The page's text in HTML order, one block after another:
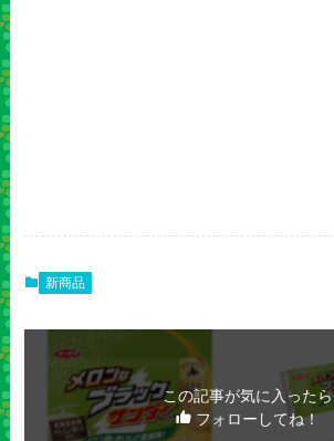
新商品
この記事が気に入ったら
フォローしてね！